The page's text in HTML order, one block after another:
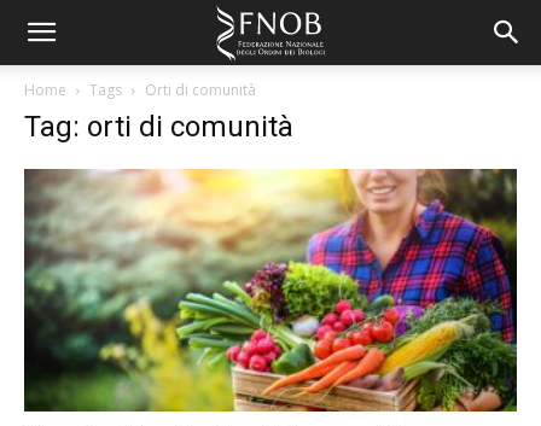
Home Tags Orti di comunità
Tag: orti di comunità